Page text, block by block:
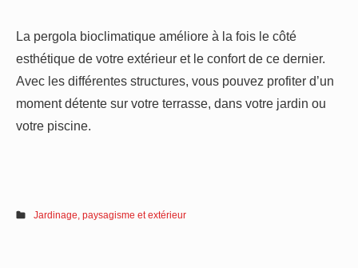
La pergola bioclimatique améliore à la fois le côté
esthétique de votre extérieur et le confort de ce dernier.
Avec les différentes structures, vous pouvez profiter d’un
moment détente sur votre terrasse, dans votre jardin ou
votre piscine.
Jardinage, paysagisme et extérieur